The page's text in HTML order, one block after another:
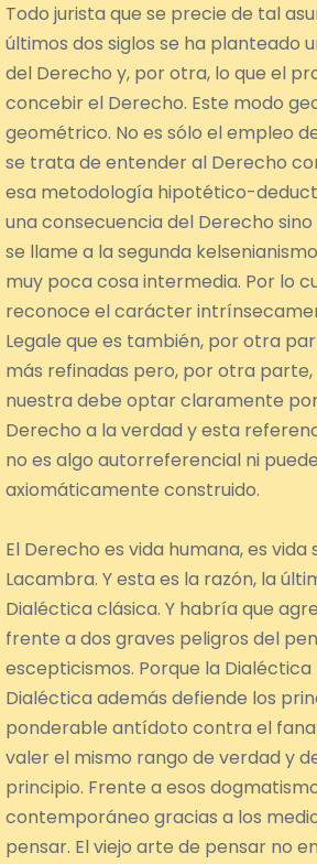
Todo jurista que se precie de tal
últimos dos siglos se ha
del Derecho y, por otra, lo que el
concebir el Derecho. Este modo
geométrico. No es sólo el empleo
se trata de entender al Derecho
esa metodología hipotético-
una consecuencia del Derecho
se llame a la segunda
muy poca cosa intermedia. Por lo
reconoce el carácter
Legale que es también, por otra
más refinadas pero, por otra
nuestra debe optar claramente
Derecho a la verdad y esta
no es algo autorreferencial ni
axiomáticamente construido.
El Derecho es vida humana, es
Lacambra. Y esta es la razón, la
Dialéctica clásica. Y habría que
frente a dos graves peligros del
escepticismos. Porque la
Dialéctica además defiende los
ponderable antídoto contra el
valer el mismo rango de verdad y
principio. Frente a esos
contemporáneo gracias a los
pensar. El viejo arte de pensar no